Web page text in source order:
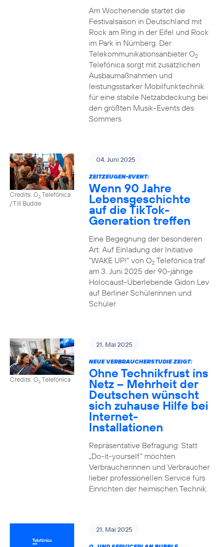
Am Wochenende startet die
Festivalsaison in Deutschland mit
Rock am Ring in der Eifel und Rock
im Park in Nürnberg. Der
Telekommunikationsanbieter O2
Telefónica sorgt mit zusätzlichen
Ausbaumaßnahmen und
leistungsstarker Mobilfunktechnik
für eine stabile Netzabdeckung bei
den größten Musik-Events des
Sommers.
Credits: O2Telefónica
/ Till Budde
04. Juni 2025
ZEITZEUGEN-EVENT:
Wenn 90 Jahre
Lebensgeschichte
auf die TikTok-
Generation treffen
Eine Begegnung der besonderen
Art: Auf Einladung der Initiative
"WAKE UP!" von O2Telefónica traf
am 3. Juni 2025 der 90-jährige
Holocaust-Überlebende Gidon Lev
auf Berliner Schülerinnen und
Schüler.
Credits: O2Telefónica
21. Mai 2025
NEUE VERBRAUCHERSTUDIE ZEIGT:
Ohne Technikfrust ins
Netz – Mehrheit der
Deutschen wünscht
sich zuhause Hilfe bei
Internet-
Installationen
Repräsentative Befragung: Statt
„Do-it-yourself“ möchten
Verbraucherinnen und Verbraucher
lieber professionellen Service fürs
Einrichten der heimischen Technik.
21. Mai 2025